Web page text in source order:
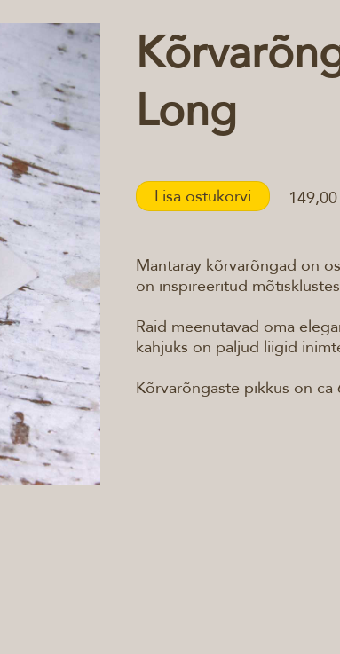
Long
Lisa ostukorvi
Mantaray kõrvarõngad on
on inspireeritud
Raid meenutavad oma
kahjuks on paljud liigid
Kõrvarõngaste pikkus on ca